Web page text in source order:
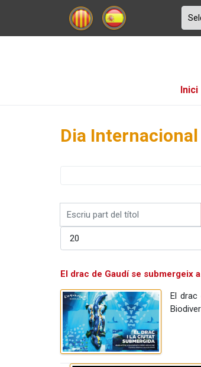
Inici
Dia
Escriu
del
títol
Mostrar #
El drac de Gaudí se submergeix
El drac